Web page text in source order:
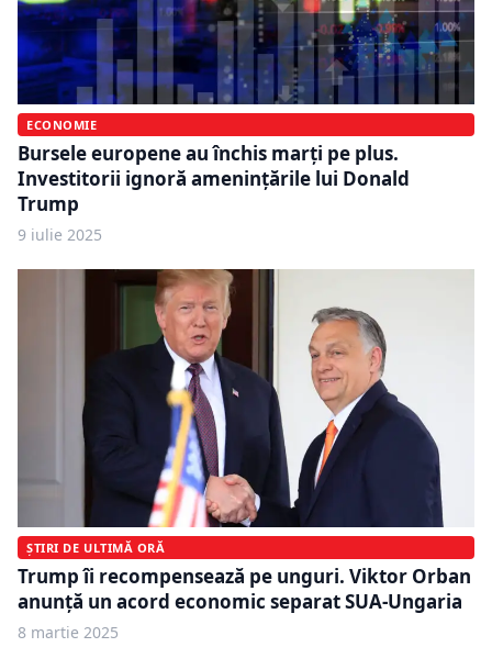
ECONOMIE
Bursele europene au închis marți pe plus.
Investitorii ignoră amenințările lui Donald
Trump
9 iulie 2025
ȘTIRI DE ULTIMĂ ORĂ
Trump îi recompensează pe unguri. Viktor Orban
anunță un acord economic separat SUA-Ungaria
8 martie 2025